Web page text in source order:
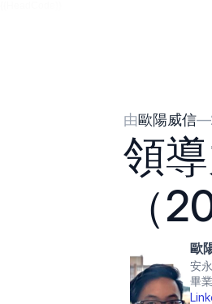
由歐陽威信—
領
（
歐
安
畢